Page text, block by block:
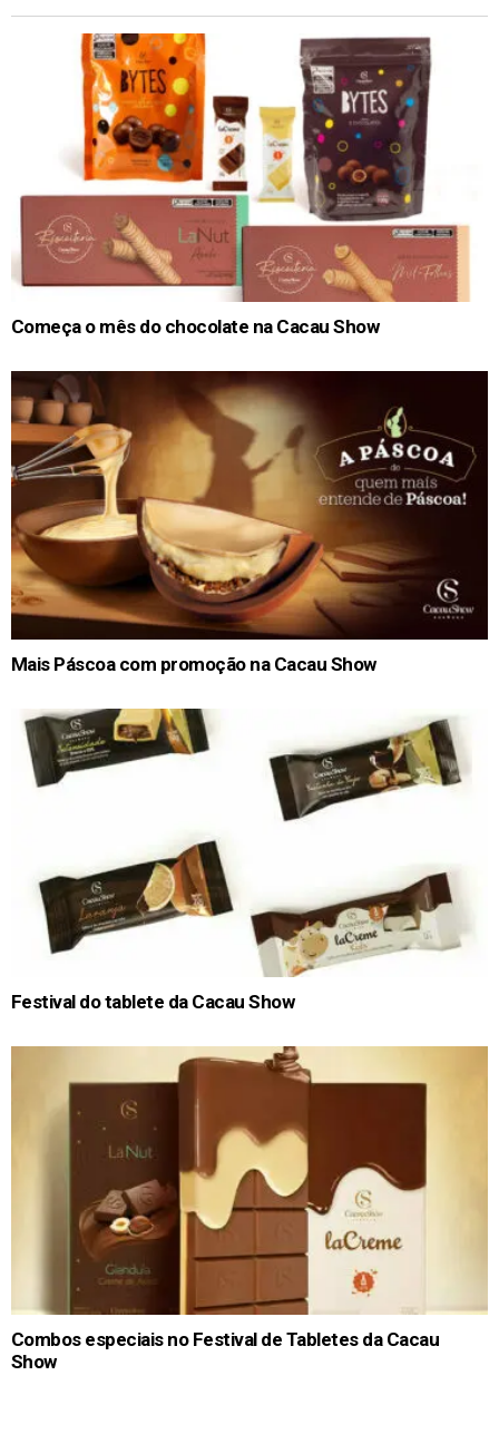
Começa o mês do chocolate na Cacau Show
Mais Páscoa com promoção na Cacau Show
Festival do tablete da Cacau Show
Combos especiais no Festival de Tabletes da Cacau
Show